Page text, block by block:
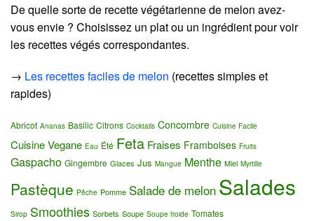
De quelle sorte de recette végétarienne de melon avez-
vous envie ? Choisissez un plat ou un ingrédient pour voir
les recettes végés correspondantes.
→ Les recettes faciles de melon (recettes simples et
rapides)
Abricot Ananas Basilic Citrons Cocktails Concombre Cuisine Facile
Cuisine Vegane Eau Été Feta Fraises Framboises Fruits
Gaspacho Gingembre Glaces Jus Mangue Menthe Miel Myrtille
Pastèque Pêche Pomme Salade de melon Salades
Sirop Smoothies Sorbets Soupe Soupe froide Tomates